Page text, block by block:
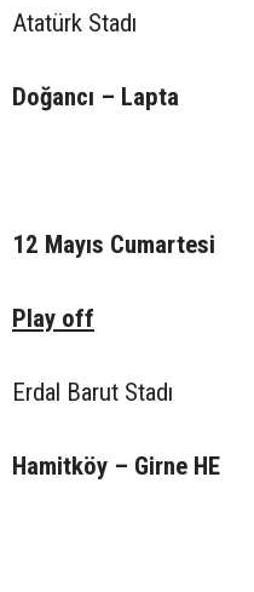
Atatürk Stadı
Doğancı – Lapta
12 Mayıs Cumartesi
Play off
Erdal Barut Stadı
Hamitköy – Girne HE